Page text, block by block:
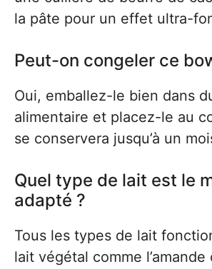
la pâte pour un effet ultra-
Peut-on congeler ce
Oui, emballez-le bien dans
alimentaire et placez-le au
se conservera jusqu’à un
Quel type de lait est le
adapté ?
Tous les types de lait
lait végétal comme l’amande